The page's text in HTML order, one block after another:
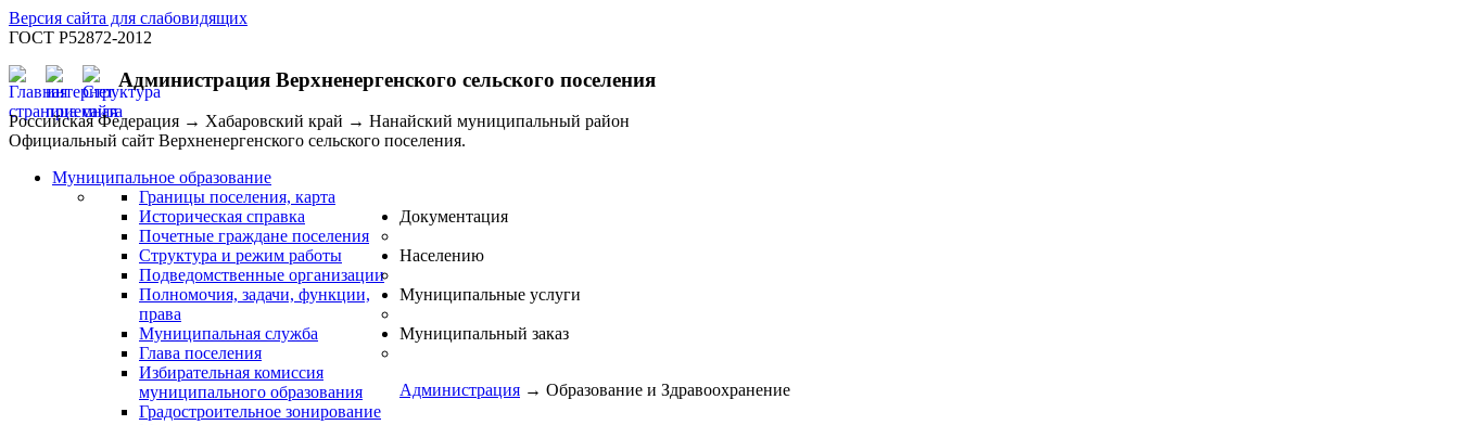
Версия сайта для слабовидящих
ГОСТ Р52872-2012
Администрация Верхненергенского сельского поселения
Российская Федерация → Хабаровский край → Нанайский муниципальный район
Официальный сайт Верхненергенского сельского поселения.
Муниципальное образование
Границы поселения, карта
Историческая справка
Почетные граждане поселения
Структура и режим работы
Подведомственные организации
Полномочия, задачи, функции,
права
Муниципальная служба
Глава поселения
Избирательная комиссия
муниципального образования
Градостроительное зонирование
Документация
Населению
Муниципальные услуги
Муниципальный заказ
Администрация → Образование и Здравоохранение